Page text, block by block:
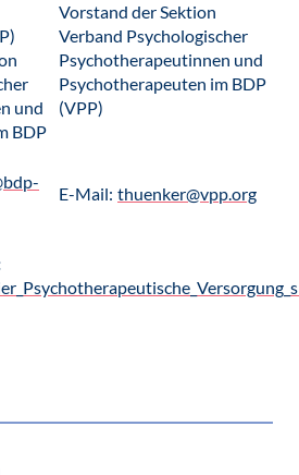
und
BDP
Vorstand der Sektion
Verband Psychologischer
Psychotherapeutinnen und
Psychotherapeuten im BDP
(VPP)
E-Mail: thuenker@vpp.org